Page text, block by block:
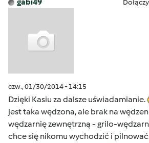
czw., 01/30/2014 - 14:15
Dzięki Kasiu za dalsze uświadamianie.
jest taka wędzona, ale brak na
wędzarnię zewnętrzną - grilo-
chce się nikomu wychodzić i